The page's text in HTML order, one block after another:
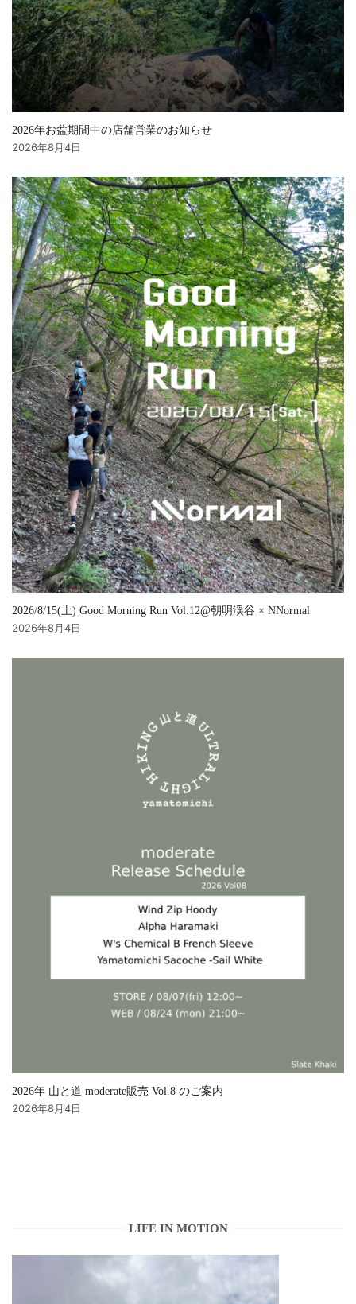
2026年お盆期間中の店舗営業のお知らせ
2026年8月4日
2026/8/15(土) Good Morning Run Vol.12@朝明渓谷 × NNormal
2026年8月4日
2026年 山と道 moderate販売 Vol.8 のご案内
2026年8月4日
LIFE IN MOTION